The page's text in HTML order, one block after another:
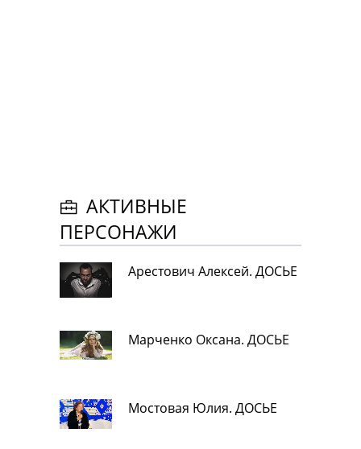
АКТИВНЫЕ
ПЕРСОНАЖИ
Арестович Алексей. ДОСЬЕ
Марченко Оксана. ДОСЬЕ
Мостовая Юлия. ДОСЬЕ